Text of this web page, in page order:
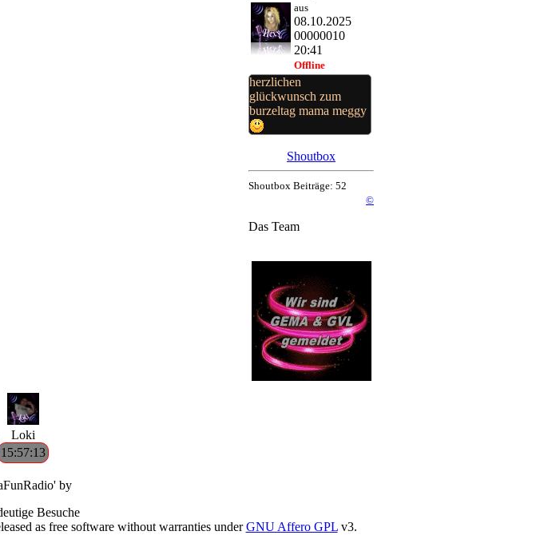
aus
08.10.2025
00000010
20:41
Offline
herzlichen
glückwunsch zum
burzeltag mama meggy
Shoutbox
Shoutbox Beiträge: 52
©
Das Team
Loki
15:57:13
by
Besuche
as free software without warranties underGNU Affero GPLv3.